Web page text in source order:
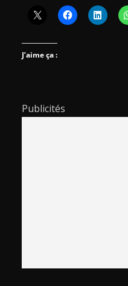
J’aime ça :
Publicités